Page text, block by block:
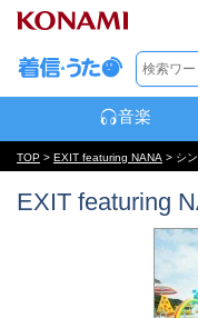
音楽
TOP > EXIT featuring NANA > シ
EXIT featuring